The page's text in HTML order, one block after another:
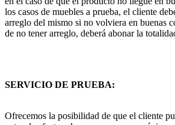
los casos de muebles a prueba, el cliente
arreglo del mismo si no volviera en buenas
de no tener arreglo, deberá abonar la
SERVICIO DE PRUEBA:
Ofrecemos la posibilidad de que el cliente